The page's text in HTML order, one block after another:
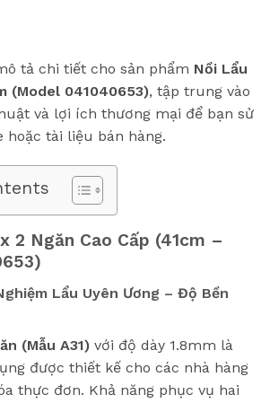
tả chi tiết cho sản phẩm Nồi Lẩu
(Model 041040653), tập trung vào
và lợi ích thương mại để bạn sử
hoặc tài liệu bán hàng.
2 Ngăn Cao Cấp (41cm –
Lẩu Uyên Ương – Độ Bền
(Mẫu A31) với độ dày 1.8mm là
được thiết kế cho các nhà hàng
thực đơn. Khả năng phục vụ hai